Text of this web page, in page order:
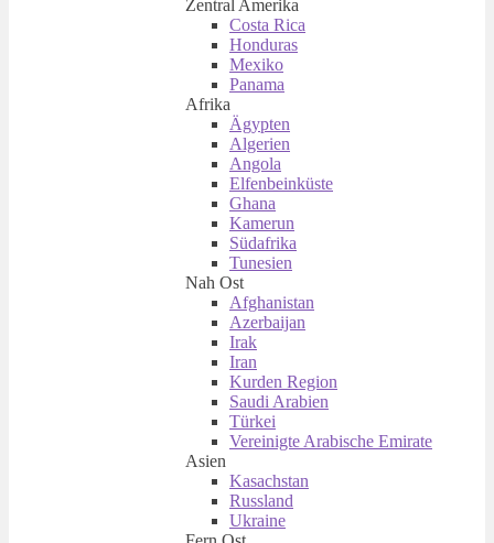
Zentral Amerika
Costa Rica
Honduras
Mexiko
Panama
Afrika
Ägypten
Algerien
Angola
Elfenbeinküste
Ghana
Kamerun
Südafrika
Tunesien
Nah Ost
Afghanistan
Azerbaijan
Irak
Iran
Kurden Region
Saudi Arabien
Türkei
Vereinigte Arabische Emirate
Asien
Kasachstan
Russland
Ukraine